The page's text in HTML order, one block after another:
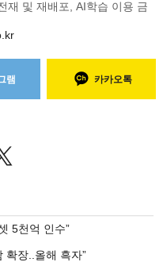
재 및 재배포, AI학습 이용 금
램 카카오톡
위
로
5천억 인수”
확장..올해 흑자”